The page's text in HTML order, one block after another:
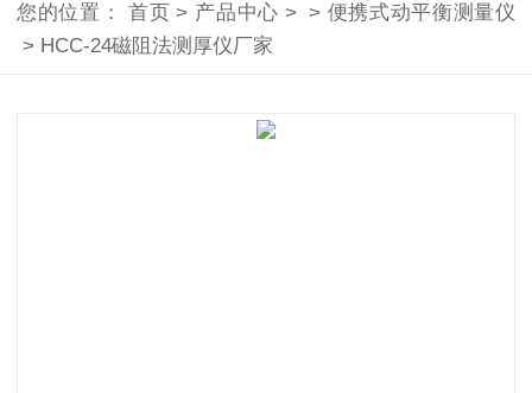
您的位置：首页 > 产品中心 > > 便携式动平衡测量仪
> HCC-24磁阻法测厚仪厂家